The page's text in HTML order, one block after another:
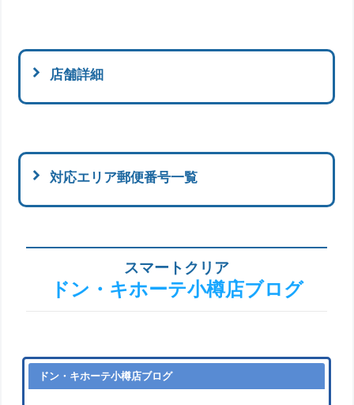
店舗詳細
対応エリア郵便番号一覧
スマートクリア
ドン・キホーテ小樽店ブログ
ドン・キホーテ小樽店ブログ